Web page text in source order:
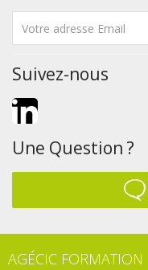
Suivez-nous
Une Question ?
AGÉCIC FORMATION